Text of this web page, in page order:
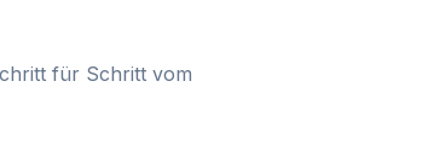
für Schritt vom